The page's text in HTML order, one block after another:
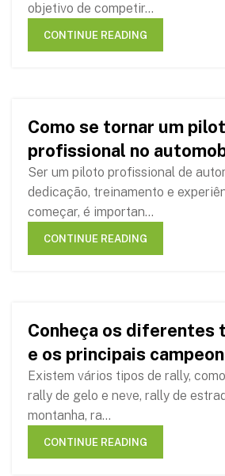
objetivo de competir...
CONTINUE READING
08
MAR
Como se tornar um
profissional no
Ser um piloto profissional de
dedicação, treinamento e
começar, é importan...
CONTINUE READING
MAR
Conheça os diferentes
e os principais
Existem vários tipos de rally,
rally de gelo e neve, rally de
montanha, ra...
CONTINUE READING